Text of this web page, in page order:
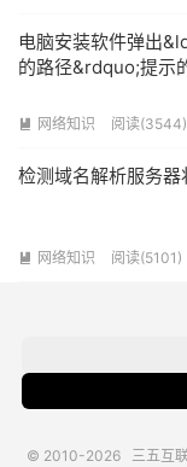
电脑安装软件弹出
的路径&rdquo;提示
 网络知识 阅读(3544)
检测域名解析服务器
 网络知识 阅读(5101)
© 2010-2026 三五互